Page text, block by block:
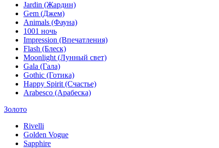
Jardin (Жардин)
Gem (Джем)
Animals (Фауна)
1001 ночь
Impression (Впечатления)
Flash (Блеск)
Moonlight (Лунный свет)
Gala (Гала)
Gothic (Готика)
Happy Spirit (Счастье)
Arabesco (Арабеска)
Золото
Rivelli
Golden Vogue
Sapphire